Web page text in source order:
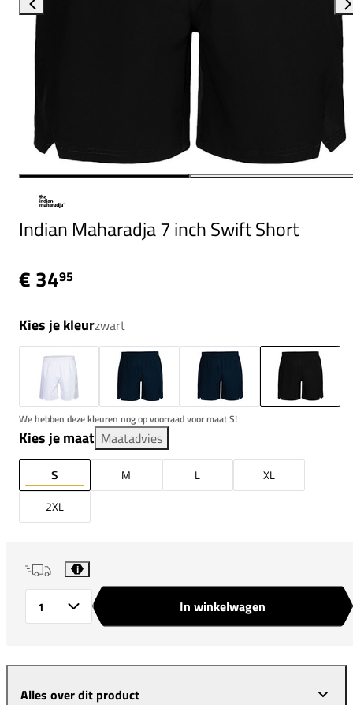
Indian Maharadja 7 inch Swift Short
€ 3495
Kies je kleurzwart
We hebben deze kleuren nog op voorraad voor maat S!
Kies je maat Maatadvies
S M L
XL
2XL
i
In winkelwagen
Alles over dit product